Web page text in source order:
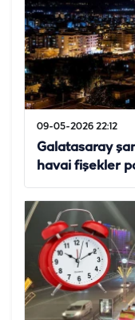
09-05-2026 22:12
Galatasaray
havai fişekler